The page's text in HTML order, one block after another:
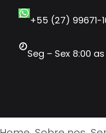
+55 (27) 99671-
Seg – Sex 8:00 as